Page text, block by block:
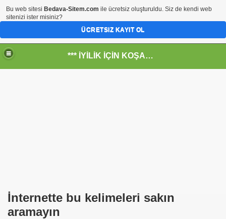
*** İYİLİK İÇİN KOŞANLARIN YERİ***
İnternette bu kelimeleri sakın
aramayın
Bu web sitesi Bedava-Sitem.com ile ücretsiz oluşturuldu. Siz de kendi web
sitenizi ister misiniz?
ÜCRETSIZ KAYIT OL